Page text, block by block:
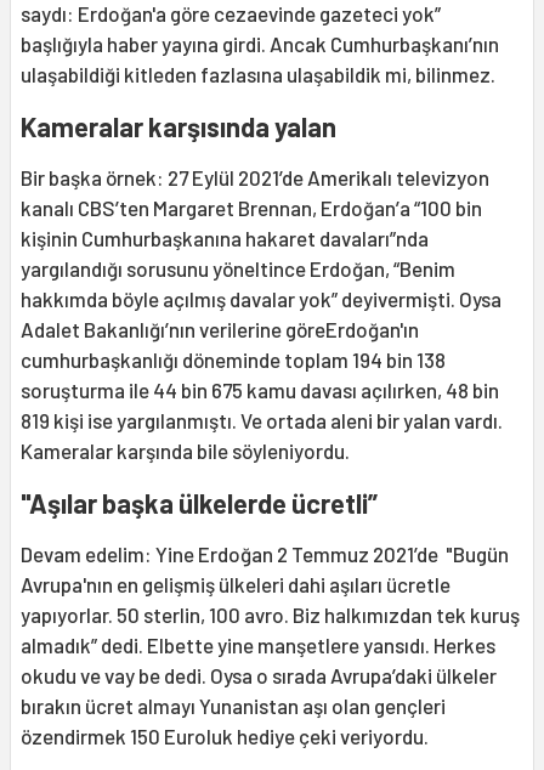
saydı: Erdoğan'a göre cezaevinde gazeteci yok”
başlığıyla haber yayına girdi. Ancak Cumhurbaşkanı’nın
ulaşabildiği kitleden fazlasına ulaşabildik mi, bilinmez.
Kameralar karşısında yalan
Bir başka örnek: 27 Eylül 2021’de Amerikalı televizyon
kanalı CBS’ten Margaret Brennan, Erdoğan’a “100 bin
kişinin Cumhurbaşkanına hakaret davaları”nda
yargılandığı sorusunu yöneltince Erdoğan, “Benim
hakkımda böyle açılmış davalar yok” deyivermişti. Oysa
Adalet Bakanlığı’nın verilerine göreErdoğan'ın
cumhurbaşkanlığı döneminde toplam 194 bin 138
soruşturma ile 44 bin 675 kamu davası açılırken, 48 bin
819 kişi ise yargılanmıştı. Ve ortada aleni bir yalan vardı.
Kameralar karşında bile söyleniyordu.
"Aşılar başka ülkelerde ücretli”
Devam edelim: Yine Erdoğan 2 Temmuz 2021’de "Bugün
Avrupa'nın en gelişmiş ülkeleri dahi aşıları ücretle
yapıyorlar. 50 sterlin, 100 avro. Biz halkımızdan tek kuruş
almadık” dedi. Elbette yine manşetlere yansıdı. Herkes
okudu ve vay be dedi. Oysa o sırada Avrupa’daki ülkeler
bırakın ücret almayı Yunanistan aşı olan gençleri
özendirmek 150 Euroluk hediye çeki veriyordu.